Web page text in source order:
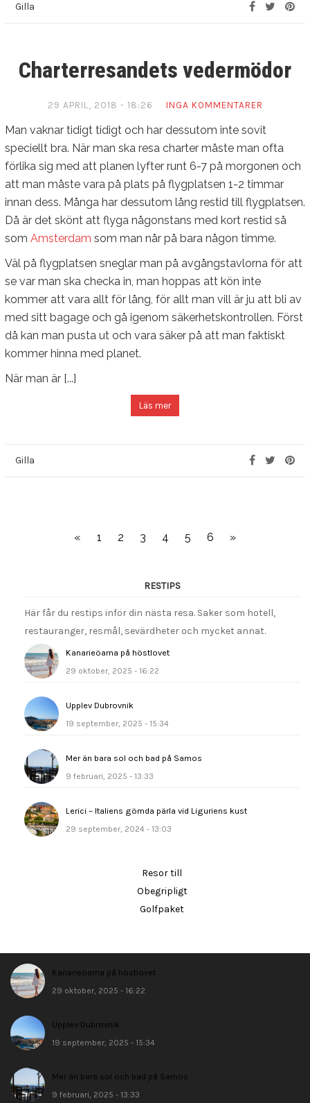
Gilla
Charterresandets vedermödor
29 APRIL, 2018 - 18:26 INGA KOMMENTARER
Man vaknar tidigt tidigt och har dessutom inte sovit
speciellt bra. När man ska resa charter måste man ofta
förlika sig med att planen lyfter runt 6-7 på morgonen och
att man måste vara på plats på flygplatsen 1-2 timmar
innan dess. Många har dessutom lång restid till flygplatsen.
Då är det skönt att flyga någonstans med kort restid så
som Amsterdam som man når på bara någon timme.
Väl på flygplatsen sneglar man på avgångstavlorna för att
se var man ska checka in, man hoppas att kön inte
kommer att vara allt för lång, för allt man vill är ju att bli av
med sitt bagage och gå igenom säkerhetskontrollen. Först
då kan man pusta ut och vara säker på att man faktiskt
kommer hinna med planet.
När man är [...]
Läs mer
Gilla
« 1 2 3 4 5 6 »
RESTIPS
Här får du restips inför din nästa resa. Saker som hotell,
restauranger, resmål, sevärdheter och mycket annat.
Kanarieöarna på höstlovet
29 oktober, 2025 - 16:22
Upplev Dubrovnik
19 september, 2025 - 15:34
Mer än bara sol och bad på Samos
9 februari, 2025 - 13:33
Lerici – Italiens gömda pärla vid Liguriens kust
29 september, 2024 - 13:03
Resor till
Obegripligt
Golfpaket
Kanarieöarna på höstlovet
29 oktober, 2025 - 16:22
Upplev Dubrovnik
19 september, 2025 - 15:34
Mer än bara sol och bad på Samos
9 februari, 2025 - 13:33